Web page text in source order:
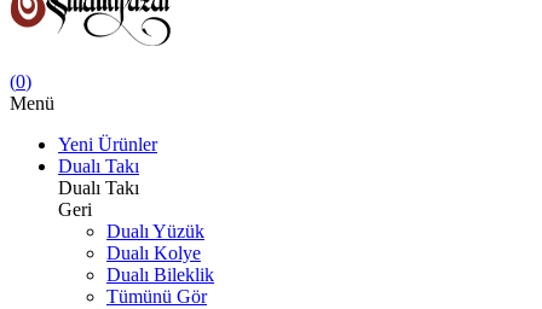
(0)
Menü
Yeni Ürünler
Dualı Takı
Dualı Takı
Geri
Dualı Yüzük
Dualı Kolye
Dualı Bileklik
Tümünü Gör